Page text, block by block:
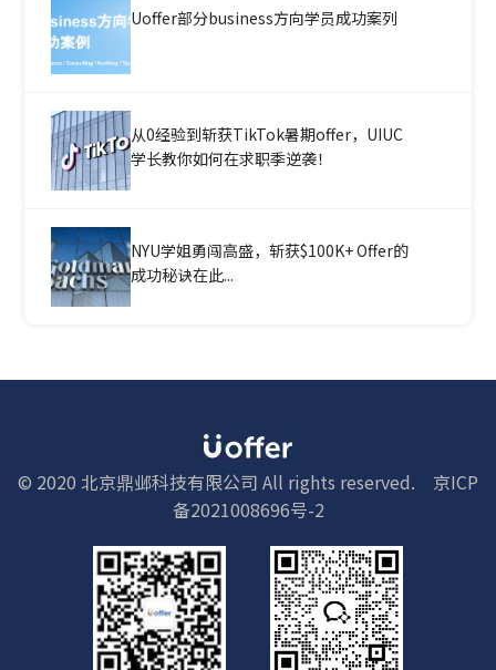
Uoffer部分business方向学员成功案列
从0经验到斩获TikTok暑期offer，UIUC
学长教你如何在求职季逆袭！
NYU学姐勇闯高盛，斩获$100K+ Offer的
成功秘诀在此...
© 2020 北京鼎邺科技有限公司 All rights reserved.
京ICP
备2021008696号-2